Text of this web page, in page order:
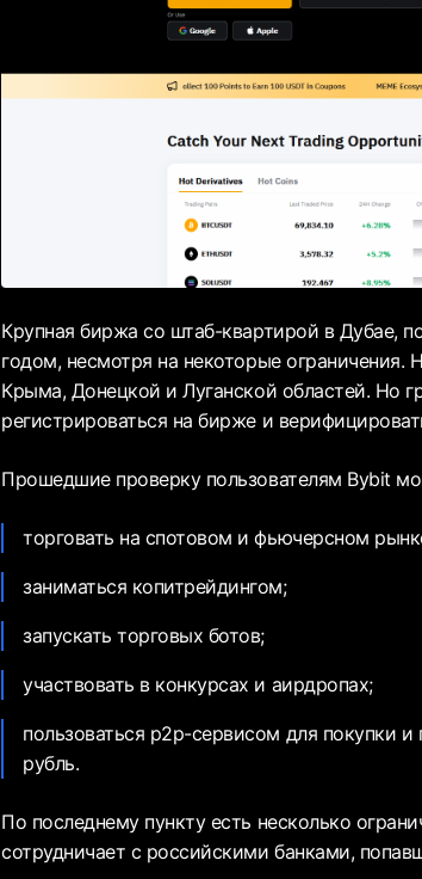
Крупная биржа со штаб-квартирой в Дубае,
годом, несмотря на некоторые ограничения.
Крыма, Донецкой и Луганской областей. Но
регистрироваться на бирже и
Прошедшие проверку пользователям Bybit
торговать на спотовом и фьючерсном
заниматься копитрейдингом;
запускать торговых ботов;
участвовать в конкурсах и аирдропах;
пользоваться р2р-сервисом для покупки
рубль.
По последнему пункту есть несколько
сотрудничает с российскими банками,